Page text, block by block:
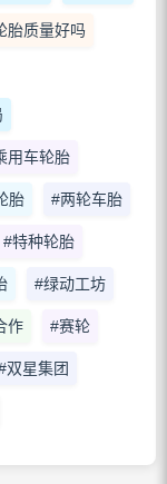
胎质量好吗
用车轮胎
胎 #两轮车胎
#特种轮胎
#绿动工坊
作 #赛轮
双星集团